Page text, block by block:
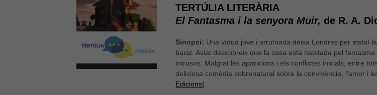
TERTÚLIA LITERÀRIA
El Fantasma i la senyora Muir, de R. A.
Sinopsi: Una vídua jove i arruïnada deixa Londres per
barat. Aviat descobreix que la casa està habitada pel
intrusos. Malgrat les aparicions i els conflictes inicials, entre
deliciosa comèdia sobrenatural sobre la convivència, l’amor i
Edicions]